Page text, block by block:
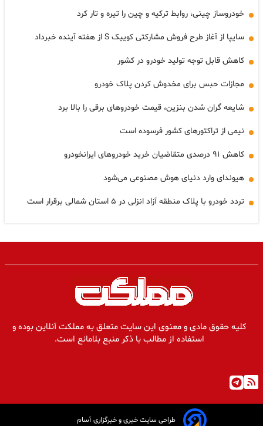
خودروساز چینی، روابط ترکیه و چین را تیره و تار کرد
سایپا از آغاز طرح فروش مشارکتی کوییک S از هفته آینده خبرداد
کاهش قابل توجه تولید خودرو در کشور
مجازات حبس برای مخدوش کردن پلاک خودرو
شایعه گران شدن بنزین، قیمت خودروهای برقی را بالا برد
نیمی از تراکتورهای کشور فرسوده است
کاهش ۹۱ درصدی متقاضیان خرید خودروهای ایرانخودرو
هیوندای وارد دنیای هوش مصنوعی می‌شود
تردد خودرو با پلاک منطقه آزاد انزلی در ۵ استان شمالی برقرار است
کلیه حقوق مادی و معنوی این سایت متعلق به مملکت آنلاین بوده و
استفاده از مطالب با ذکر منبع بلامانع است.
طراحی سایت خبری و خبرگزاری آسام